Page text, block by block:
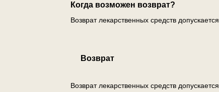
Когда возможен возврат?
Возврат лекарственных средств допускается
Возврат
Возврат лекарственных средств допускается